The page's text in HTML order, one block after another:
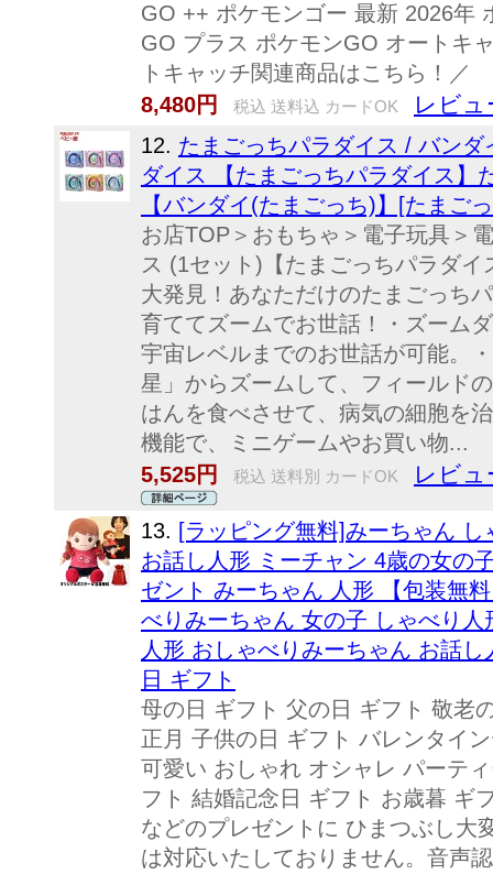
GO ++ ポケモンゴー 最新 2026年
GO プラス ポケモンGO オートキ
トキャッチ関連商品はこ
8,480円
税込 送料込 カードOK レビュ
12. たまごっちパラダイス / バン
ダイス 【たまごっちパラダイス】
【バンダイ(たまごっち)】[たまご
お店TOP＞おもちゃ＞電子玩具＞
ス (1セット)【たまごっちパラダ
大発見！あなただけのたまごっち
育ててズームでお世話！・ズーム
宇宙レベルまでのお世話が可能。
星」からズームして、フィールド
はんを食べさせて、病気の細胞を
機能で、ミニゲームやお買い物...
5,525円
税込 送料別 カードOK レビュ
13. [ラッピング無料]みーちゃん
お話し人形 ミーチャン 4歳の女の
ゼント みーちゃん 人形 【包装無
べりみーちゃん 女の子 しゃべり
人形 おしゃべりみーちゃん お話
日 ギフト
母の日 ギフト 父の日 ギフト 敬老
正月 子供の日 ギフト バレンタイ
可愛い おしゃれ オシャレ パーテ
フト 結婚記念日 ギフト お歳暮 ギ
などのプレゼントに ひまつぶし大
は対応いたしておりません。音声